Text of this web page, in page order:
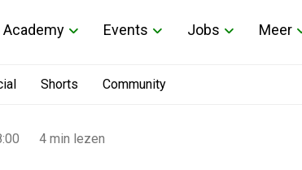
Academy Events Jobs Meer
Shorts Community
4 min lezen